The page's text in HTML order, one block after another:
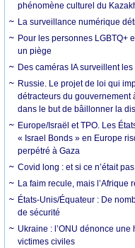
phénomène culturel du
La surveillance numérique
Pour les personnes LGBTQ+
un piège
Des caméras IA surveillent
Russie. Le projet de loi qui
détracteurs du gouvernement
dans le but de bâillonner la
Europe/Israël et TPO. Les
« Israel Bonds » en Europe
perpétré à Gaza
Covid long : et si ce n’était
La faim recule, mais l’Afrique
États-Unis/Équateur : De
de sécurité
Ukraine : l’ONU dénonce
victimes civiles